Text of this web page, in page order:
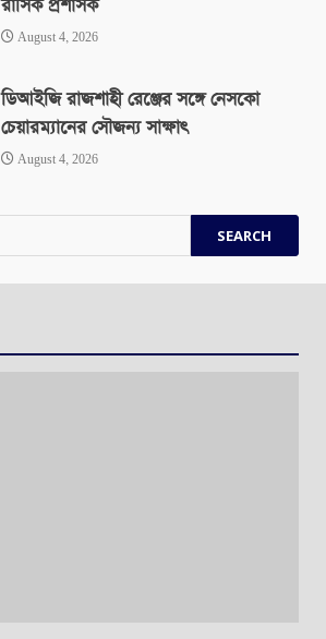
রাসিক প্রশাসক
August 4, 2026
ডিআইজি রাজশাহী রেঞ্জের সঙ্গে নেসকো
চেয়ারম্যানের সৌজন্য সাক্ষাৎ
August 4, 2026